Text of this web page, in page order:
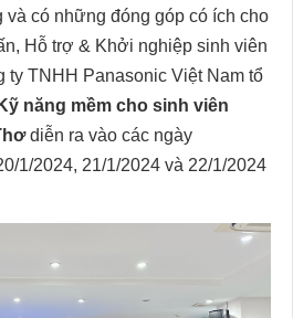
có những đóng góp có ích cho
Hỗ trợ & Khởi nghiệp sinh viên
ty TNHH Panasonic Việt Nam tổ
năng mềm cho sinh viên
diễn ra vào các ngày
1/2024, 21/1/2024 và 22/1/2024